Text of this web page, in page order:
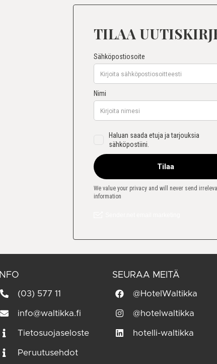
INFO
(03) 577 11
info@waltikka.fi
Tietosuojaseloste
Peruutusehdot
SEURAA MEITÄ
@HotelWaltikka
@hotelwaltikka
hotelli-waltikka